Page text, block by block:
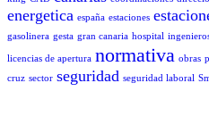
energetica españa estaciones
gasolinera gesta gran canaria hospital
licencias de apertura normativa obras
cruz sector seguridad seguridad laboral